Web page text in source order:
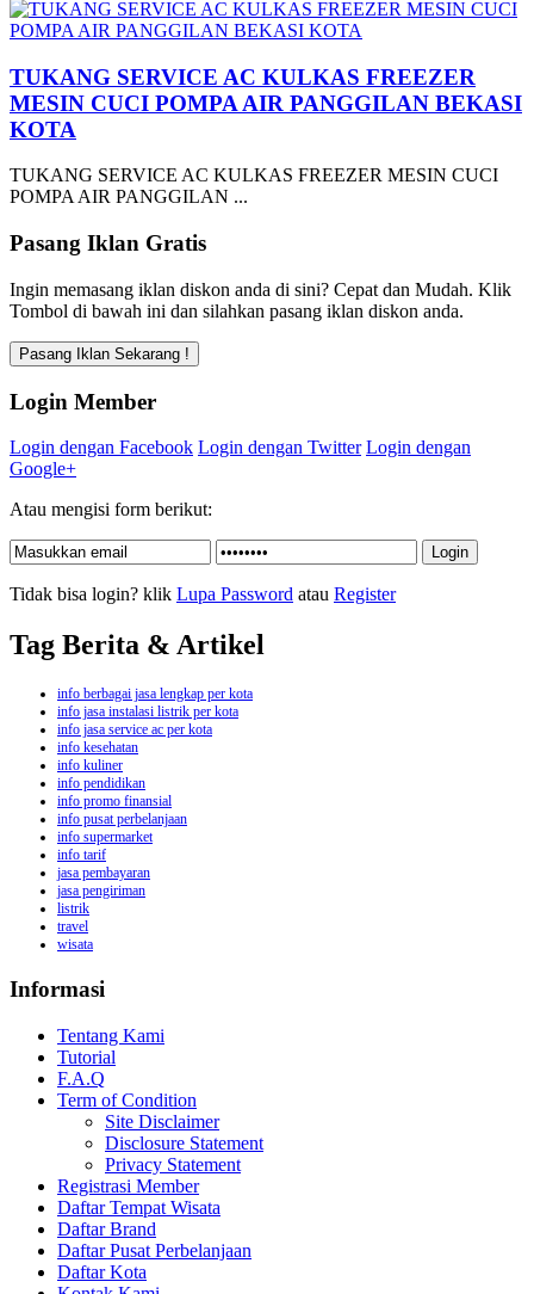
TUKANG SERVICE AC KULKAS FREEZER
MESIN CUCI POMPA AIR PANGGILAN BEKASI
KOTA
TUKANG SERVICE AC KULKAS FREEZER MESIN CUCI
POMPA AIR PANGGILAN ...
Pasang Iklan Gratis
Ingin memasang iklan diskon anda di sini? Cepat dan Mudah. Klik
Tombol di bawah ini dan silahkan pasang iklan diskon anda.
Login Member
Login dengan Facebook Login dengan Twitter Login dengan
Google+
Atau mengisi form berikut:
Tidak bisa login? klik Lupa Password atau Register
Tag Berita & Artikel
info berbagai jasa lengkap per kota
info jasa instalasi listrik per kota
info jasa service ac per kota
info kesehatan
info kuliner
info pendidikan
info promo finansial
info pusat perbelanjaan
info supermarket
info tarif
jasa pembayaran
jasa pengiriman
listrik
travel
wisata
Informasi
Tentang Kami
Tutorial
F.A.Q
Term of Condition
Site Disclaimer
Disclosure Statement
Privacy Statement
Registrasi Member
Daftar Tempat Wisata
Daftar Brand
Daftar Pusat Perbelanjaan
Daftar Kota